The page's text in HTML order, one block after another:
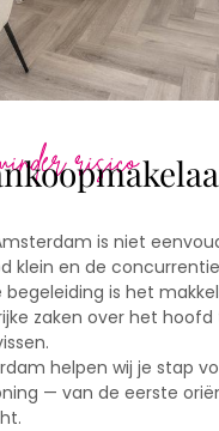
is niet
klein en de
begeleiding is het
zaken over het hoofd
helpen wij je stap
— van de eerste